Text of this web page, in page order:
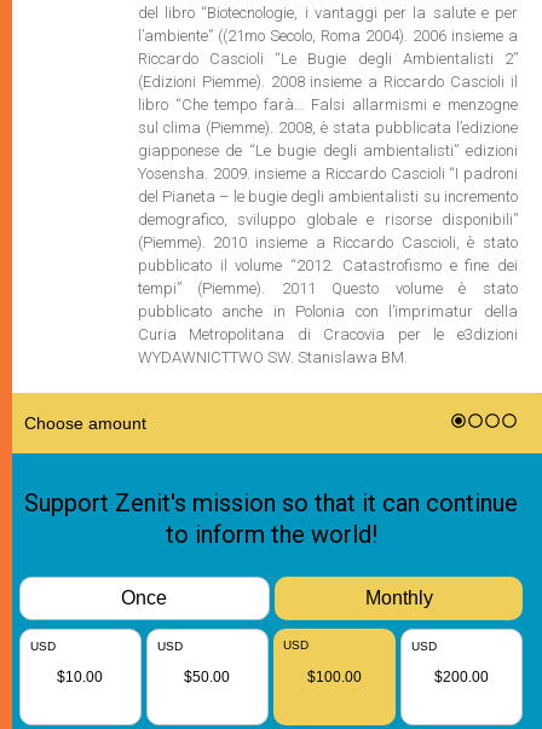
del libro “Biotecnologie, i vantaggi per la salute e per
l’ambiente” ((21mo Secolo, Roma 2004). 2006 insieme a
Riccardo Cascioli “Le Bugie degli Ambientalisti 2”
(Edizioni Piemme). 2008 insieme a Riccardo Cascioli il
libro “Che tempo farà… Falsi allarmismi e menzogne
sul clima (Piemme). 2008, è stata pubblicata l’edizione
giapponese de “Le bugie degli ambientalisti” edizioni
Yosensha. 2009. insieme a Riccardo Cascioli “I padroni
del Pianeta – le bugie degli ambientalisti su incremento
demografico, sviluppo globale e risorse disponibili”
(Piemme). 2010 insieme a Riccardo Cascioli, è stato
pubblicato il volume “2012. Catastrofismo e fine dei
tempi” (Piemme). 2011 Questo volume è stato
pubblicato anche in Polonia con l’imprimatur della
Curia Metropolitana di Cracovia per le e3dizioni
WYDAWNICTTWO SW. Stanislawa BM.